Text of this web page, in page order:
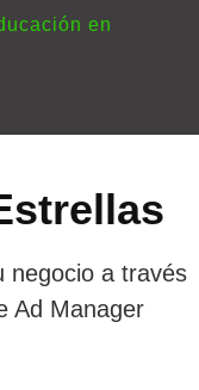
en
negocio a través
Ad Manager